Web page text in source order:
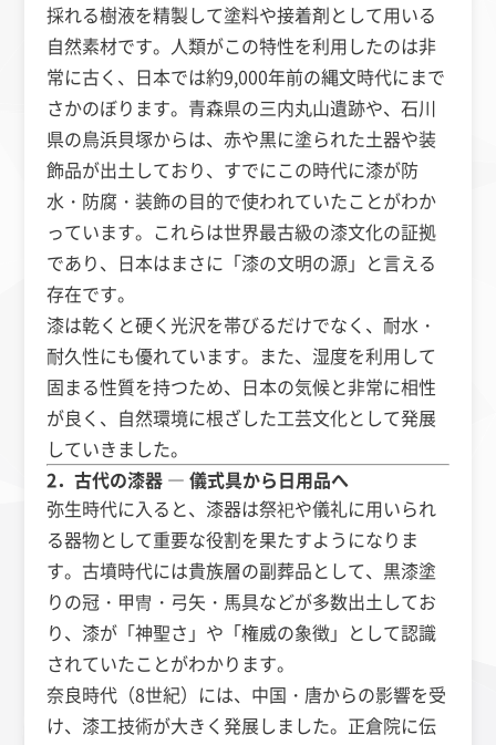
採れる樹液を精製して塗料や接着剤として用いる
自然素材です。人類がこの特性を利用したのは非
常に古く、日本では約9,000年前の縄文時代にまで
さかのぼります。青森県の三内丸山遺跡や、石川
県の鳥浜貝塚からは、赤や黒に塗られた土器や装
飾品が出土しており、すでにこの時代に漆が防
水・防腐・装飾の目的で使われていたことがわか
っています。これらは世界最古級の漆文化の証拠
であり、日本はまさに「漆の文明の源」と言える
存在です。
漆は乾くと硬く光沢を帯びるだけでなく、耐水・
耐久性にも優れています。また、湿度を利用して
固まる性質を持つため、日本の気候と非常に相性
が良く、自然環境に根ざした工芸文化として発展
していきました。
2．古代の漆器 ― 儀式具から日用品へ
弥生時代に入ると、漆器は祭祀や儀礼に用いられ
る器物として重要な役割を果たすようになりま
す。古墳時代には貴族層の副葬品として、黒漆塗
りの冠・甲冑・弓矢・馬具などが多数出土してお
り、漆が「神聖さ」や「権威の象徴」として認識
されていたことがわかります。
奈良時代（8世紀）には、中国・唐からの影響を受
け、漆工技術が大きく発展しました。正倉院に伝